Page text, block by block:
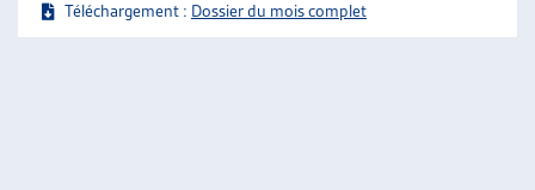
Téléchargement : Dossier du mois complet